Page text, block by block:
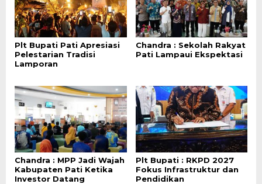
Plt Bupati Pati Apresiasi
Pelestarian Tradisi
Lamporan
Chandra : Sekolah Rakyat
Pati Lampaui Ekspektasi
Chandra : MPP Jadi Wajah
Kabupaten Pati Ketika
Investor Datang
Plt Bupati : RKPD 2027
Fokus Infrastruktur dan
Pendidikan